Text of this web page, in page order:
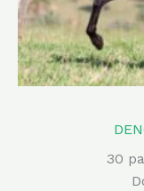
30